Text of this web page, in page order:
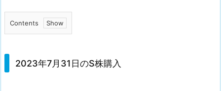
Contents
1.
0
2023年7月31日のS株購入